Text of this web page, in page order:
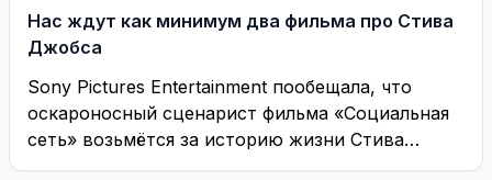
Нас ждут как минимум два фильма про Стива
Джобса
Sony Pictures Entertainment пообещала, что
оскароносный сценарист фильма «Социальная
сеть» возьмётся за историю жизни Стива
Джобса